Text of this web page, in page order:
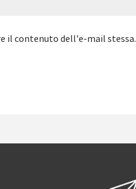
il contenuto dell'e-mail stessa.